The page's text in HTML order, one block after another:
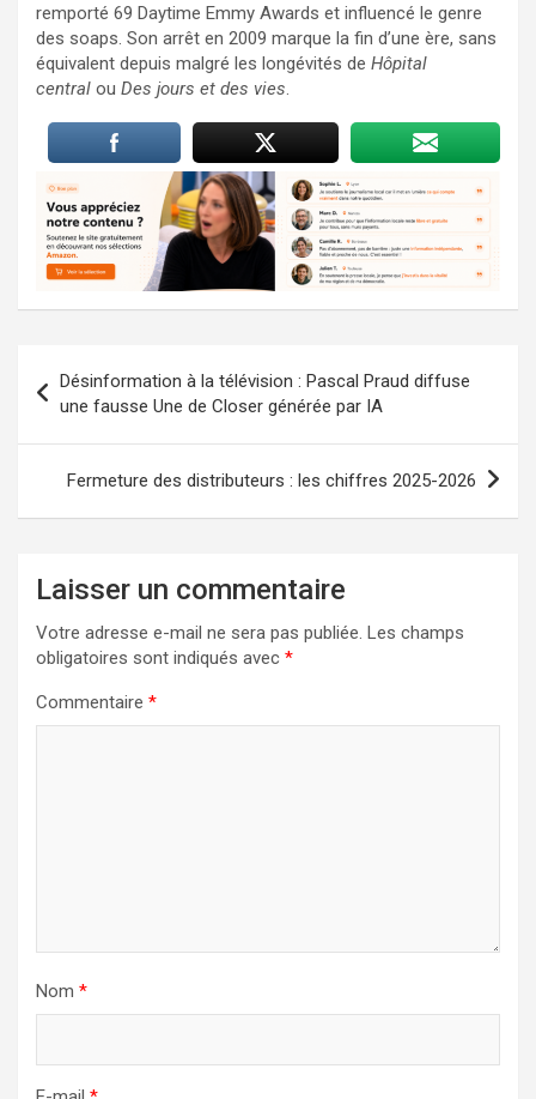
remporté 69 Daytime Emmy Awards et influencé le genre
des soaps. Son arrêt en 2009 marque la fin d’une ère, sans
équivalent depuis malgré les longévités de Hôpital
central ou Des jours et des vies.
de
l’article
Désinformation à la télévision : Pascal Praud diffuse
une fausse Une de Closer générée par IA
Fermeture des distributeurs : les chiffres 2025-2026
Laisser un commentaire
Votre adresse e-mail ne sera pas publiée. Les champs
obligatoires sont indiqués avec *
Commentaire *
Nom *